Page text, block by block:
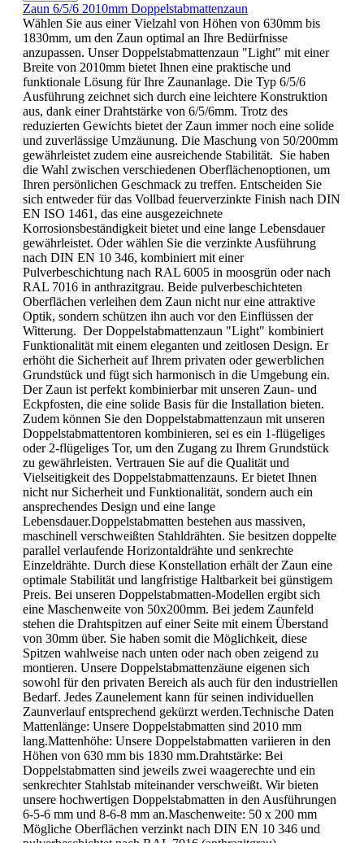
Zaun 6/5/6 2010mm Doppelstabmattenzaun
Wählen Sie aus einer Vielzahl von Höhen von 630mm bis
1830mm, um den Zaun optimal an Ihre Bedürfnisse
anzupassen. Unser Doppelstabmattenzaun "Light" mit einer
Breite von 2010mm bietet Ihnen eine praktische und
funktionale Lösung für Ihre Zaunanlage. Die Typ 6/5/6
Ausführung zeichnet sich durch eine leichtere Konstruktion
aus, dank einer Drahtstärke von 6/5/6mm. Trotz des
reduzierten Gewichts bietet der Zaun immer noch eine solide
und zuverlässige Umzäunung. Die Maschung von 50/200mm
gewährleistet zudem eine ausreichende Stabilität. Sie haben
die Wahl zwischen verschiedenen Oberflächenoptionen, um
Ihren persönlichen Geschmack zu treffen. Entscheiden Sie
sich entweder für das Vollbad feuerverzinkte Finish nach DIN
EN ISO 1461, das eine ausgezeichnete
Korrosionsbeständigkeit bietet und eine lange Lebensdauer
gewährleistet. Oder wählen Sie die verzinkte Ausführung
nach DIN EN 10 346, kombiniert mit einer
Pulverbeschichtung nach RAL 6005 in moosgrün oder nach
RAL 7016 in anthrazitgrau. Beide pulverbeschichteten
Oberflächen verleihen dem Zaun nicht nur eine attraktive
Optik, sondern schützen ihn auch vor den Einflüssen der
Witterung. Der Doppelstabmattenzaun "Light" kombiniert
Funktionalität mit einem eleganten und zeitlosen Design. Er
erhöht die Sicherheit auf Ihrem privaten oder gewerblichen
Grundstück und fügt sich harmonisch in die Umgebung ein.
Der Zaun ist perfekt kombinierbar mit unseren Zaun- und
Eckpfosten, die eine solide Basis für die Installation bieten.
Zudem können Sie den Doppelstabmattenzaun mit unseren
Doppelstabmattentoren kombinieren, sei es ein 1-flügeliges
oder 2-flügeliges Tor, um den Zugang zu Ihrem Grundstück
zu gewährleisten. Vertrauen Sie auf die Qualität und
Vielseitigkeit des Doppelstabmattenzauns. Er bietet Ihnen
nicht nur Sicherheit und Funktionalität, sondern auch ein
ansprechendes Design und eine lange
Lebensdauer.Doppelstabmatten bestehen aus massiven,
maschinell verschweißten Stahldrähten. Sie besitzen doppelte
parallel verlaufende Horizontaldrähte und senkrechte
Einzeldrähte. Durch diese Konstellation erhält der Zaun eine
optimale Stabilität und langfristige Haltbarkeit bei günstigem
Preis. Bei unseren Doppelstabmatten-Modellen ergibt sich
eine Maschenweite von 50x200mm. Bei jedem Zaunfeld
stehen die Drahtspitzen auf einer Seite mit einem Überstand
von 30mm über. Sie haben somit die Möglichkeit, diese
Spitzen wahlweise nach unten oder nach oben zeigend zu
montieren. Unsere Doppelstabmattenzäune eigenen sich
sowohl für den privaten Bereich als auch für den industriellen
Bedarf. Jedes Zaunelement kann für seinen individuellen
Zaunverlauf entsprechend gekürzt werden.Technische Daten
Mattenlänge: Unsere Doppelstabmatten sind 2010 mm
lang.Mattenhöhe: Unsere Doppelstabmatten variieren in den
Höhen von 630 mm bis 1830 mm.Drahtstärke: Bei
Doppelstabmatten sind jeweils zwei waagerechte und ein
senkrechter Stahlstab miteinander verschweißt. Wir bieten
unsere hochwertigen Doppelstabmatten in den Ausführungen
6-5-6 mm und 8-6-8 mm an.Maschenweite: 50 x 200 mm
Mögliche Oberflächen verzinkt nach DIN EN 10 346 und